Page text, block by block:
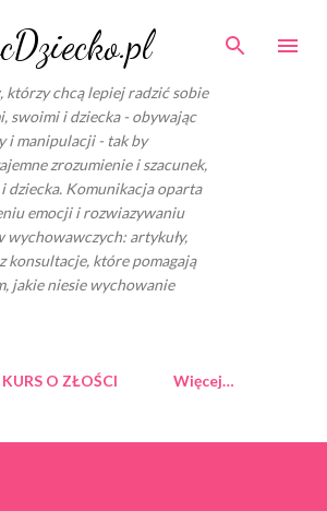
do głównej zawartości
którzy chcą lepiej radzić sobie
swoimi i dziecka - obywając
i manipulacji - tak by
zrozumienie i szacunek,
dziecka. Komunikacja oparta
emocji i rozwiazywaniu
artykuły,
konsultacje, które pomagają
jakie niesie wychowanie
KURS O ZŁOŚCI Więcej…